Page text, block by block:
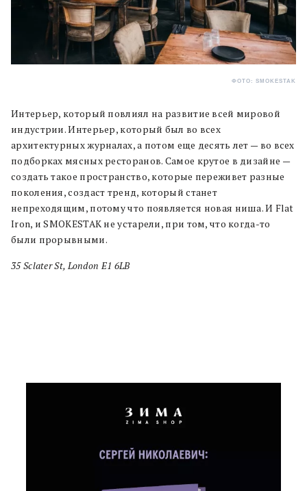
ФОТО: SMOKESTAK
Интерьер, который повлиял на развитие всей мировой
индустрии. Интерьер, который был во всех
архитектурных журналах, а потом еще десять лет — во всех
подборках мясных ресторанов. Самое крутое в дизайне —
создать такое пространство, которые переживет разные
поколения, создаст тренд, который станет
непреходящим, потому что появляется новая ниша. И Flat
Iron, и SMOKESTAK не устарели, при том, что когда-то
были прорывными.
35 Sclater St, London E1 6LB